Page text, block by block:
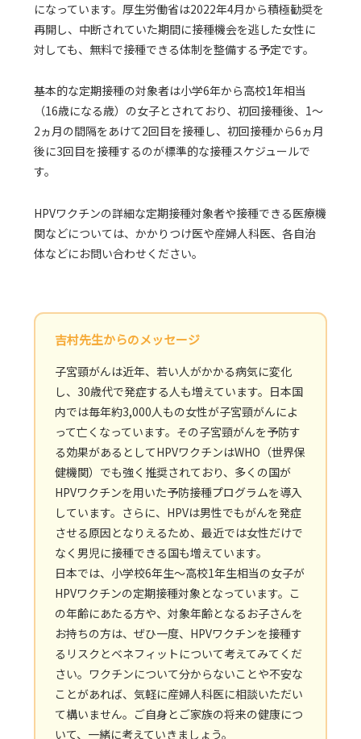
になっています。厚生労働省は2022年4月から積極勧奨を
再開し、中断されていた期間に接種機会を逃した女性に
対しても、無料で接種できる体制を整備する予定です。
基本的な定期接種の対象者は小学6年から高校1年相当
（16歳になる歳）の女子とされており、初回接種後、1～
2ヵ月の間隔をあけて2回目を接種し、初回接種から6ヵ月
後に3回目を接種するのが標準的な接種スケジュールで
す。
HPVワクチンの詳細な定期接種対象者や接種できる医療機
関などについては、かかりつけ医や産婦人科医、各自治
体などにお問い合わせください。
吉村先生からのメッセージ
子宮頸がんは近年、若い人がかかる病気に変化
し、30歳代で発症する人も増えています。日本国
内では毎年約3,000人もの女性が子宮頸がんによ
って亡くなっています。その子宮頸がんを予防す
る効果があるとしてHPVワクチンはWHO（世界保
健機関）でも強く推奨されており、多くの国が
HPVワクチンを用いた予防接種プログラムを導入
しています。さらに、HPVは男性でもがんを発症
させる原因となりえるため、最近では女性だけで
なく男児に接種できる国も増えています。
日本では、小学校6年生～高校1年生相当の女子が
HPVワクチンの定期接種対象となっています。こ
の年齢にあたる方や、対象年齢となるお子さんを
お持ちの方は、ぜひ一度、HPVワクチンを接種す
るリスクとベネフィットについて考えてみてくだ
さい。ワクチンについて分からないことや不安な
ことがあれば、気軽に産婦人科医に相談いただい
て構いません。ご自身とご家族の将来の健康につ
いて、一緒に考えていきましょう。